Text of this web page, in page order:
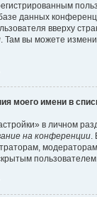
данных
вверху
. Там вы можете
моего имени в
в личном
на конференции.